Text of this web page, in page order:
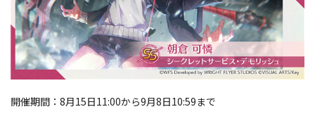
開催期間：8月15日11:00から9月8日10:59まで